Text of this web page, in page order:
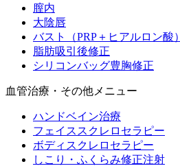
膣内
大陰唇
バスト（PRP＋ヒアルロン酸）
脂肪吸引後修正
シリコンバッグ豊胸修正
血管治療・その他メニュー
ハンドベイン治療
フェイススクレロセラピー
ボディスクレロセラピー
しこり・ふくらみ修正注射